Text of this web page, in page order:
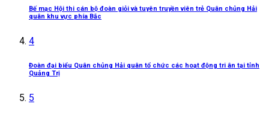
Bế mạc Hội thi cán bộ đoàn giỏi và tuyên truyền viên trẻ Quân chủng Hải
quân khu vực phía Bắc
4
Đoàn đại biểu Quân chủng Hải quân tổ chức các hoạt động tri ân tại tỉnh
Quảng Trị
5